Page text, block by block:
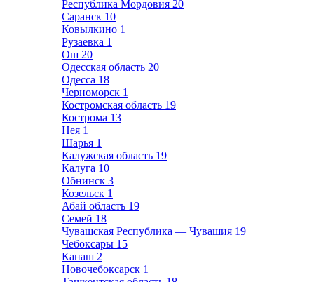
Республика Мордовия 20
Саранск 10
Ковылкино 1
Рузаевка 1
Ош 20
Одесская область 20
Одесса 18
Черноморск 1
Костромская область 19
Кострома 13
Нея 1
Шарья 1
Калужская область 19
Калуга 10
Обнинск 3
Козельск 1
Абай область 19
Семей 18
Чувашская Республика — Чувашия 19
Чебоксары 15
Канаш 2
Новочебоксарск 1